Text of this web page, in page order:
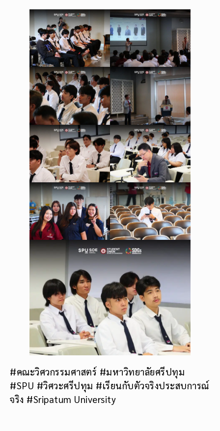
#คณะวิศวกรรมศาสตร์ #มหาวิทยาลัยศรีปทุม
#SPU #วิศวะศรีปทุม #เรียนกับตัวจริงประสบการณ์
จริง #Sripatum University